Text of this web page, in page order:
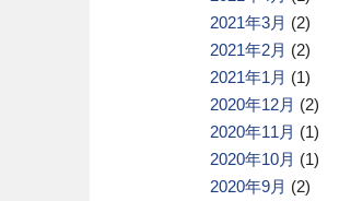
2021年3月 (2)
2021年2月 (2)
2021年1月 (1)
2020年12月 (2)
2020年11月 (1)
2020年10月 (1)
2020年9月 (2)